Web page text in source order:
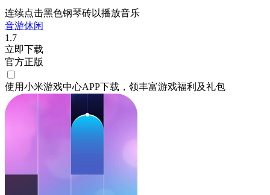
连续点击黑色钢琴砖以播放音乐
音游休闲
1.7
立即下载
官方正版
使用小米游戏中心APP下载 ，领丰富游戏福利 及礼包